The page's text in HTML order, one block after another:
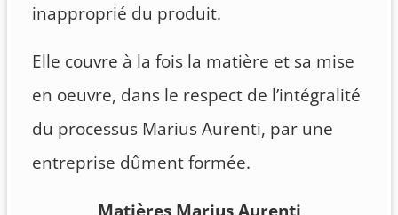
inapproprié du produit.
Elle couvre à la fois la matière et sa mise
en oeuvre, dans le respect de l’intégralité
du processus Marius Aurenti, par une
entreprise dûment formée.